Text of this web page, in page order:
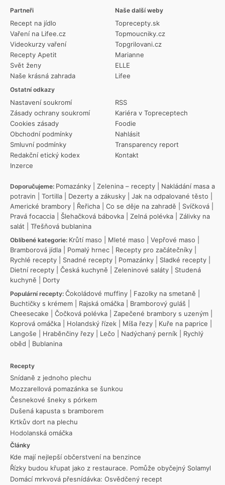
Partneři
Recept na jídlo
Vaření na Lifee.cz
Videokurzy vaření
Recepty Apetit
Svět ženy
Naše krásná zahrada
Ostatní odkazy
Nastavení soukromí
Zásady ochrany soukromí
Cookies zásady
Obchodní podmínky
Smluvní podmínky
Redakční etický kodex
Inzerce
RSS
Kariéra v Topreceptech
Foodie
Nahlásit
Transparency report
Kontakt
Naše další weby
Toprecepty.sk
Topmoucniky.cz
Topgrilovani.cz
Marianne
ELLE
Lifee
Doporučujeme: Pomazánky Zelenina – recepty
Nakládání masa a
potravin
Tortilla Dezerty a zákusky Jak na odpalované těsto
Americké brambory
Řeřicha Co se děje na zahradě Svíčková
Pravá focaccia
Šlehačková bábovka Zelná polévka
Zálivky na
salát
Třešňová bublanina
Oblíbené kategorie: Krůtí maso Mleté maso Vepřové maso
Bramborová jídla
Pomalý hrnec Recepty pro začátečníky
Rychlé recepty
Snadné recepty Pomazánky Sladké recepty
Dietní recepty
Česká kuchyně Zeleninové saláty
Studená
kuchyně
Dorty
Populární recepty: Čokoládové muffiny Fazolky na smetaně
Buchtičky s krémem
Rajská omáčka Bramborový guláš
Cheesecake
Čočková polévka Zapečené brambory s uzeným
Koprová omáčka
Holandský řízek Míša řezy Kuře na paprice
Langoše
Hraběnčiny řezy Lečo Nadýchaný perník
Rychlý
oběd
Bublanina
Recepty
Snídaně z jednoho plechu
Mozzarellová pomazánka se šunkou
Česnekové šneky s pórkem
Dušená kapusta s bramborem
Krtkův dort na plechu
Hodolanská omáčka
Články
Kde mají nejlepší občerstvení na benzince
Řízky budou křupat jako z restaurace. Pomůže obyčejný Solamyl
Domácí mrkvová přesnídávka: Osvědčený recept